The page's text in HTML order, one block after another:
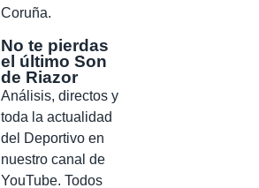
Coruña.
No te pierdas
el último Son
de Riazor
Análisis, directos y
toda la actualidad
del Deportivo en
nuestro canal de
YouTube. Todos